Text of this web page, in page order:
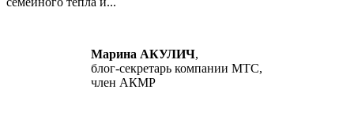
Марина АКУЛИЧ,
блог-секретарь компании МТС,
член АКМР